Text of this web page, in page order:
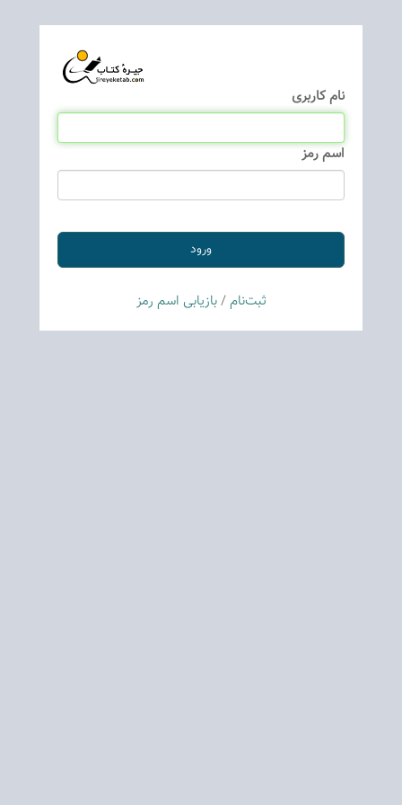
نام كاربری
اسم رمز
ثبت‌نام/بازیابی اسم رمز